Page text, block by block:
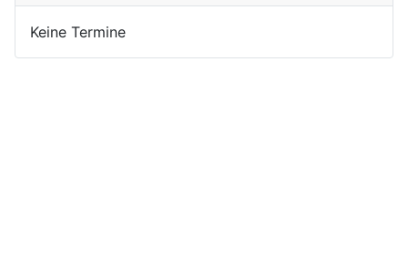
Keine Termine